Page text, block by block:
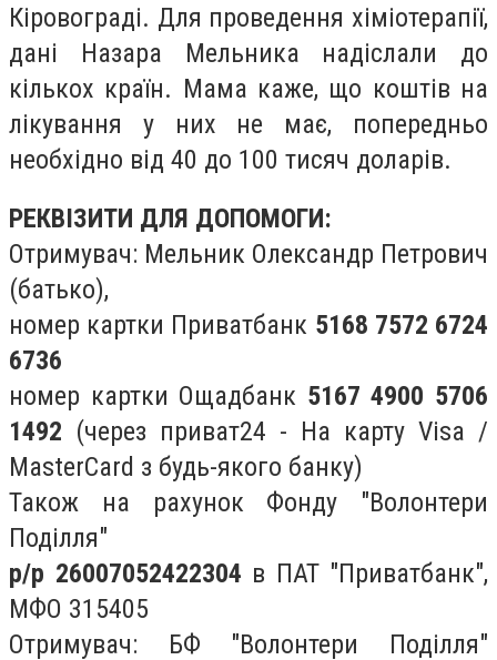
Кіровограді. Для проведення хіміотерапії,
дані Назара Мельника надіслали до
кількох країн. Мама каже, що коштів на
лікування у них не має, попередньо
необхідно від 40 до 100 тисяч доларів.
РЕКВІЗИТИ ДЛЯ ДОПОМОГИ:
Отримувач: Мельник Олександр Петрович
(батько),
номер картки Приватбанк 5168 7572 6724
6736
номер картки Ощадбанк 5167 4900 5706
1492 (через приват24 - На карту Visa /
MasterCard з будь-якого банку)
Також на рахунок Фонду "Волонтери
Поділля"
р/р 26007052422304 в ПАТ "Приватбанк",
МФО 315405
Отримувач: БФ "Волонтери Поділля"